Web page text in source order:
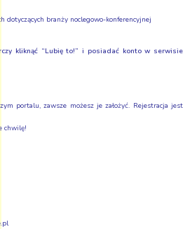
dotyczących branży noclegowo-konferencyjnej
kliknąć “Lubię to!” i posiadać konto w serwisie
portalu, zawsze możesz je założyć. Rejestracja jest
chwilę!